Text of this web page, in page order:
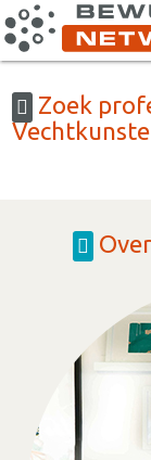
Zoek